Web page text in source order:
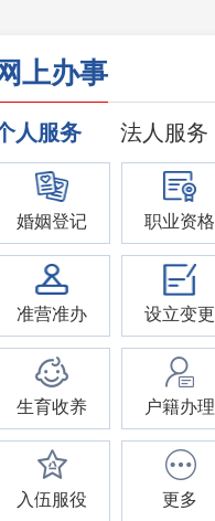
网上办事
人服务 法人服务
婚姻登记 职业资格
准营准办 设立变更
生育收养 户籍办理
入伍服役 更多